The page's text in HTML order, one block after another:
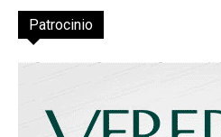
Patrocinio